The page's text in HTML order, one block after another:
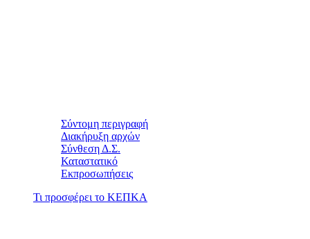
Σύντομη περιγραφή
Διακήρυξη αρχών
Σύνθεση Δ.Σ.
Καταστατικό
Εκπροσωπήσεις
Τι προσφέρει το ΚΕΠΚΑ